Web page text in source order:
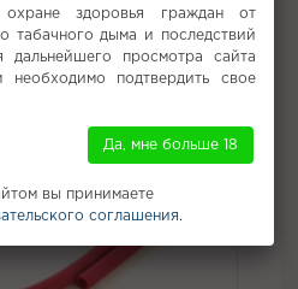
здоровья граждан от
табачного дыма и последствий
дальнейшего просмотра сайта
необходимо подтвердить свое
Да, мне больше 18
вы принимаете
соглашения.